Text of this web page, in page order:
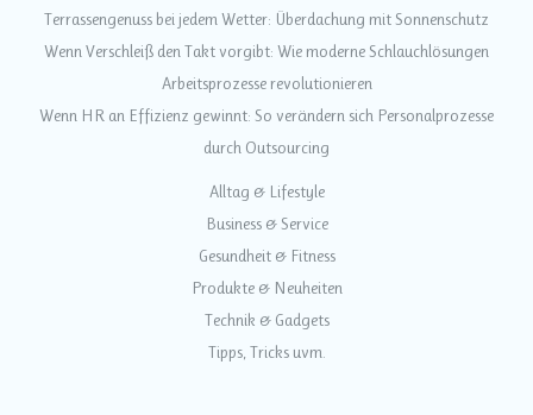
Terrassengenuss bei jedem Wetter: Überdachung mit Sonnenschutz
Wenn Verschleiß den Takt vorgibt: Wie moderne Schlauchlösungen
Arbeitsprozesse revolutionieren
Wenn HR an Effizienz gewinnt: So verändern sich Personalprozesse
durch Outsourcing
Alltag & Lifestyle
Business & Service
Gesundheit & Fitness
Produkte & Neuheiten
Technik & Gadgets
Tipps, Tricks uvm.